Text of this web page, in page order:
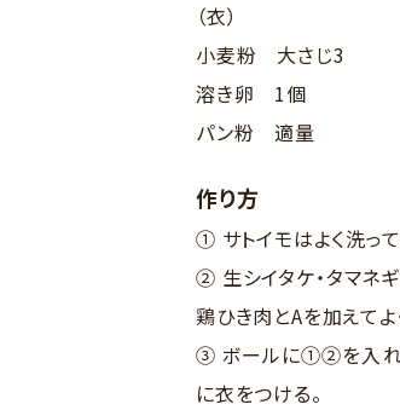
（衣）
小麦粉 大さじ3
溶き卵 1個
パン粉 適量
作り方
① サトイモはよく洗っ
② 生シイタケ・タマネ
鶏ひき肉とAを加えてよ
③ ボールに①②を入れて
に衣をつける。